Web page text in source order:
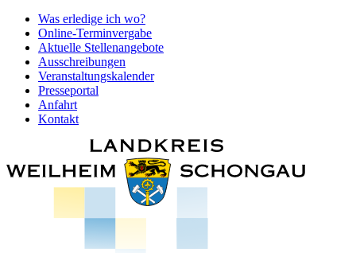
Was erledige ich wo?
Online-Terminvergabe
Aktuelle Stellenangebote
Ausschreibungen
Veranstaltungskalender
Presseportal
Anfahrt
Kontakt